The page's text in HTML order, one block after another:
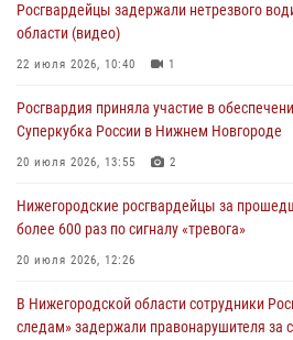
Росгвардейцы задержали нетрезвого
области (видео)
22 июля 2026, 10:40 1
Росгвардия приняла участие в
Суперкубка России в Нижнем Новгороде
20 июля 2026, 13:55 2
Нижегородские росгвардейцы за
более 600 раз по сигналу «тревога»
20 июля 2026, 12:26
В Нижегородской области сотрудники
следам» задержали правонарушителя за